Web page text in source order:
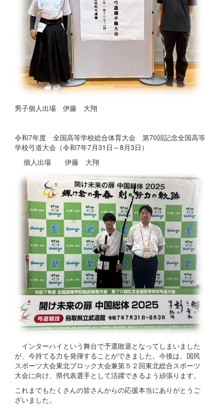
男子個人出場 伊藤 大翔
令和7年度 全国高等学校総合体育大会 第70回記念全国高等
学校弓道大会（令和7年7月31日～8月3日）
個人出場 伊藤 大翔
インターハイという舞台で予選敗退となってしまいました
が、今持てる力を発揮することができました。今後は、国民
スポーツ大会東北ブロック大会兼第５２回東北総合スポーツ
大会に向け、県代表選手として活躍できるよう頑張ります。
これまでもたくさんの皆さんからの応援本当にありがとうご
ざいました。